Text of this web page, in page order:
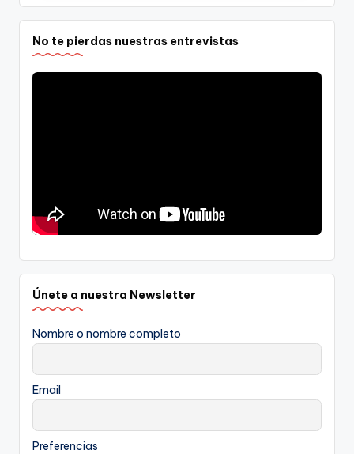
No te pierdas nuestras entrevistas
Únete a nuestra Newsletter
Nombre o nombre completo
Email
Preferencias